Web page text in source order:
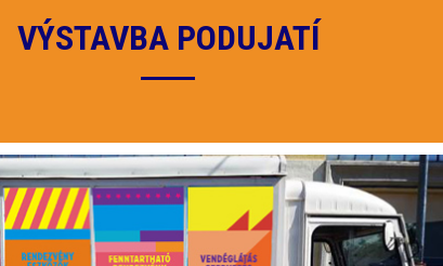
VÝSTAVBA PODUJATÍ